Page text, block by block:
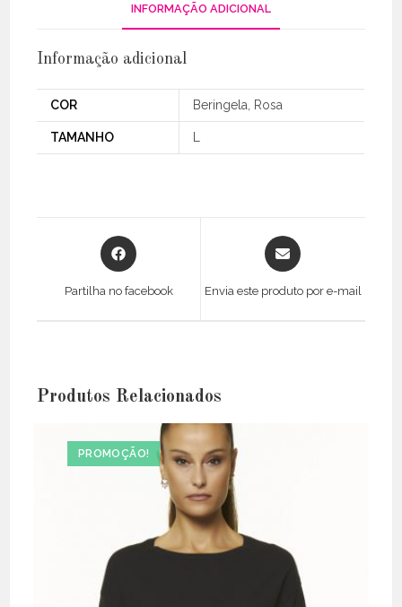
INFORMAÇÃO ADICIONAL
Informação adicional
COR Beringela, Rosa
TAMANHO
Opens
in
Partilha no facebook
Opens
in
Envia este produto por e-mail
Produtos Relacionados
PROMOÇÃO!